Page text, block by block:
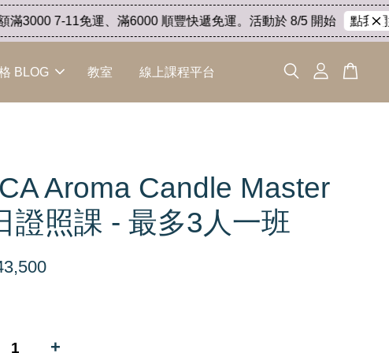
7-11免運、滿6000 順豐快遞免運。活動於 8/5 開始 點我開始
BLOG 教室 線上課程平台
Aroma Candle Master
證照課 - 最多3人一班
+